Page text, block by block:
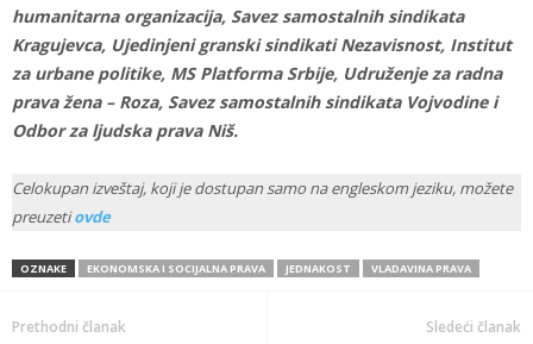
humanitarna organizacija, Savez samostalnih sindikata
Kragujevca, Ujedinjeni granski sindikati Nezavisnost, Institut
za urbane politike, MS Platforma Srbije, Udruženje za radna
prava žena – Roza, Savez samostalnih sindikata Vojvodine i
Odbor za ljudska prava Niš.
Celokupan izveštaj, koji je dostupan samo na engleskom jeziku, možete
preuzetiovde
OZNAKE EKONOMSKA I SOCIJALNA PRAVA JEDNAKOST VLADAVINA PRAVA
Prethodni članak Sledeći članak